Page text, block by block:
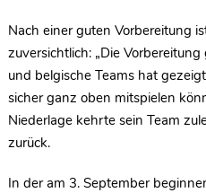
Nach einer guten Vorbereitung
zuversichtlich: „Die
und belgische Teams hat
sicher ganz oben mitspielen
Niederlage kehrte sein Team
zurück.
In der am 3. September